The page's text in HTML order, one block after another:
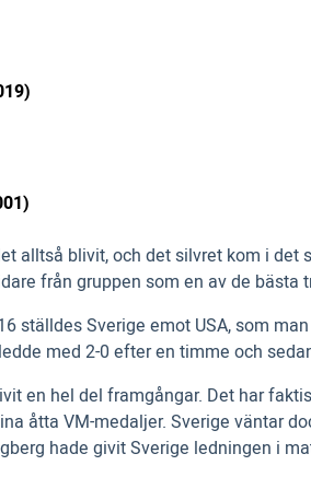
alltså blivit, och det silvret kom i
från gruppen som en av de
ställdes Sverige emot USA, som
med 2-0 efter en timme och
en hel del framgångar. Det har
åtta VM-medaljer. Sverige väntar
hade givit Sverige ledningen i